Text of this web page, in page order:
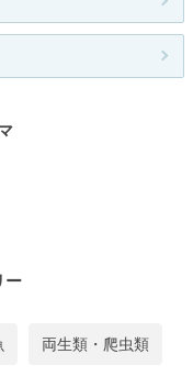
ー
両生類・爬虫類